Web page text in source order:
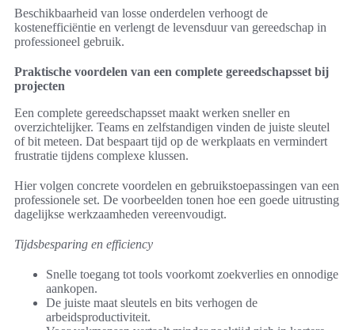
Beschikbaarheid van losse onderdelen verhoogt de
kostenefficiëntie en verlengt de levensduur van gereedschap in
professioneel gebruik.
Praktische voordelen van een complete gereedschapsset bij
projecten
Een complete gereedschapsset maakt werken sneller en
overzichtelijker. Teams en zelfstandigen vinden de juiste sleutel
of bit meteen. Dat bespaart tijd op de werkplaats en vermindert
frustratie tijdens complexe klussen.
Hier volgen concrete voordelen en gebruikstoepassingen van een
professionele set. De voorbeelden tonen hoe een goede uitrusting
dagelijkse werkzaamheden vereenvoudigt.
Tijdsbesparing en efficiency
Snelle toegang tot tools voorkomt zoekverlies en onnodige
aankopen.
De juiste maat sleutels en bits verhogen de
arbeidsproductiviteit.